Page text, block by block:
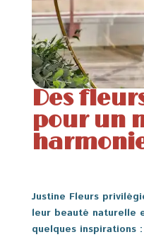
Des
pour un
Justine Fleurs
leur beauté naturelle
quelques inspirations :